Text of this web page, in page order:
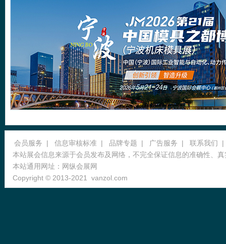
会员服务 | 信息审核标准 | 品牌专题 | 广告服务 | 联系我们
|
本站展会信息来源于会员发布及网络，不完全保证信息的准确性、
本站通用网址： 网纵会展网
Copyright © 2013-2021 vanzol.com